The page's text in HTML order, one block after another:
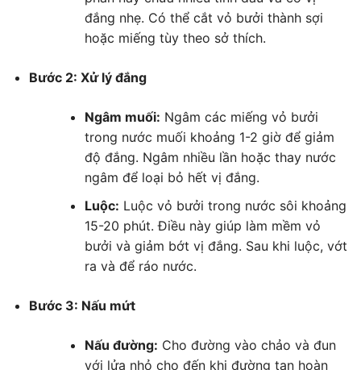
đắng nhẹ. Có thể cắt vỏ bưởi thành sợi
hoặc miếng tùy theo sở thích.
Bước 2: Xử lý đắng
Ngâm muối: Ngâm các miếng vỏ bưởi
trong nước muối khoảng 1-2 giờ để giảm
độ đắng. Ngâm nhiều lần hoặc thay nước
ngâm để loại bỏ hết vị đắng.
Luộc: Luộc vỏ bưởi trong nước sôi khoảng
15-20 phút. Điều này giúp làm mềm vỏ
bưởi và giảm bớt vị đắng. Sau khi luộc, vớt
ra và để ráo nước.
Bước 3: Nấu mứt
Nấu đường: Cho đường vào chảo và đun
với lửa nhỏ cho đến khi đường tan hoàn